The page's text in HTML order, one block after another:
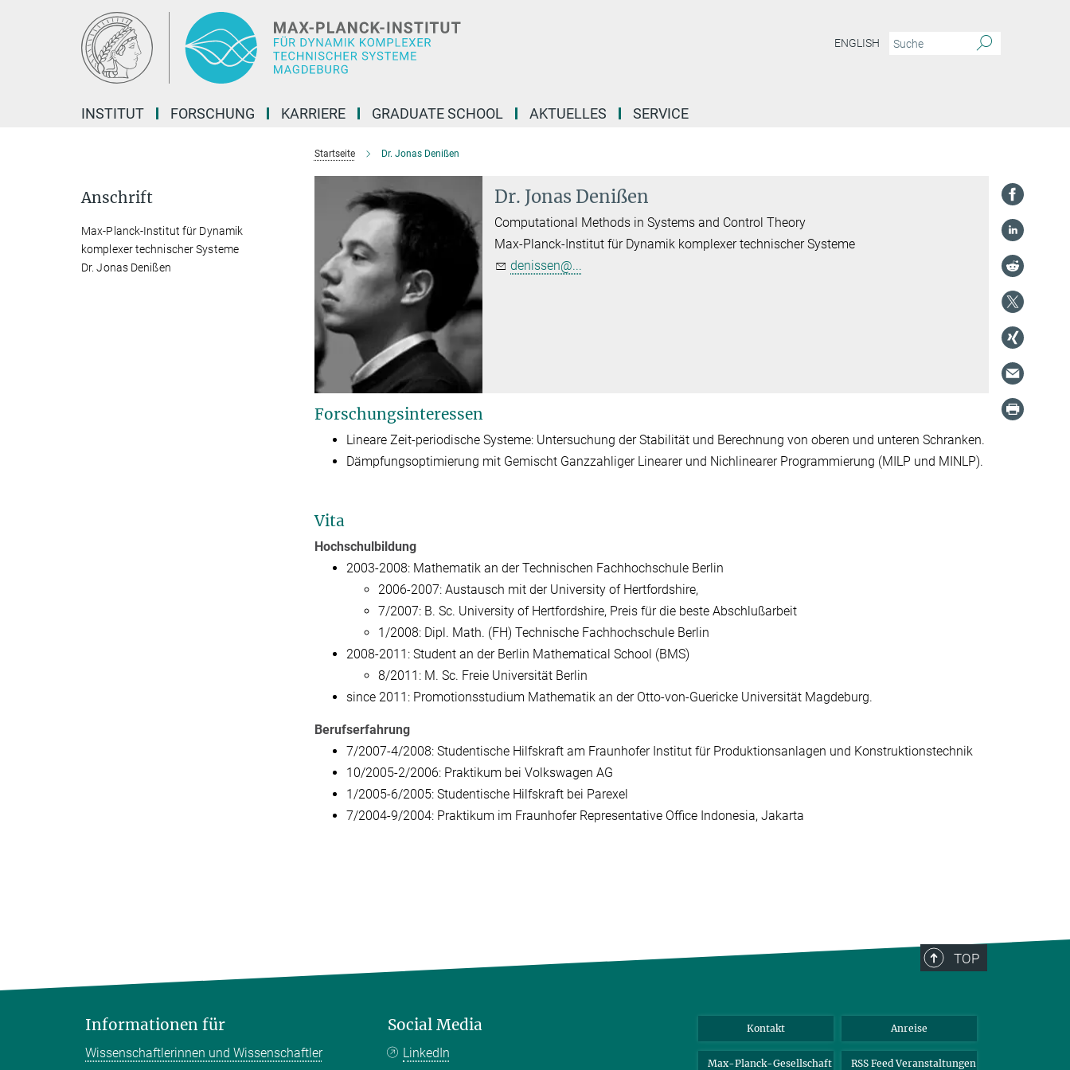
ENGLISH
INSTITUT FORSCHUNG KARRIERE GRADUATE SCHOOL AKTUELLES SERVICE
Startseite Dr. Jonas Denißen
Dr. Jonas Denißen
Computational Methods in Systems and Control Theory
Max-Planck-Institut für Dynamik komplexer technischer Systeme
denissen@...
Forschungsinteressen
Lineare Zeit-periodische Systeme: Untersuchung der Stabilität und Berechnung von oberen und unteren Schranken.
Dämpfungsoptimierung mit Gemischt Ganzzahliger Linearer und Nichlinearer Programmierung (MILP und MINLP).
Vita
Hochschulbildung
2003-2008: Mathematik an der Technischen Fachhochschule Berlin
2006-2007: Austausch mit der University of Hertfordshire,
7/2007: B. Sc. University of Hertfordshire, Preis für die beste Abschlußarbeit
1/2008: Dipl. Math. (FH) Technische Fachhochschule Berlin
2008-2011: Student an der Berlin Mathematical School (BMS)
8/2011: M. Sc. Freie Universität Berlin
since 2011: Promotionsstudium Mathematik an der Otto-von-Guericke Universität Magdeburg.
Berufserfahrung
7/2007-4/2008: Studentische Hilfskraft am Fraunhofer Institut für Produktionsanlagen und Konstruktionstechnik
10/2005-2/2006: Praktikum bei Volkswagen AG
1/2005-6/2005: Studentische Hilfskraft bei Parexel
7/2004-9/2004: Praktikum im Fraunhofer Representative Office Indonesia, Jakarta
Anschrift
Max-Planck-Institut für Dynamik
komplexer technischer Systeme
Dr. Jonas Denißen
TOP
Informationen für
Wissenschaftlerinnen und Wissenschaftler
Social Media
LinkedIn
Kontakt Anreise
Max-Planck-Gesellschaft RSS Feed Veranstaltungen